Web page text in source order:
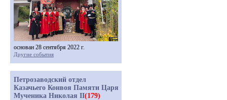
основан 28 сентября 2022 г.
Другие события
Петрозаводский отдел
Казачьего Конвоя Памяти Царя
Мученика Николая II(179)